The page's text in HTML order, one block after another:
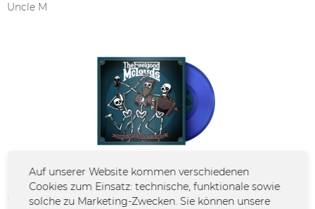
Uncle M
8,90 € * 21,00 € * (57,62% gespart)
Auf unserer Website kommen verschiedenen
Cookies zum Einsatz: technische, funktionale sowie
solche zu Marketing-Zwecken. Sie können unsere